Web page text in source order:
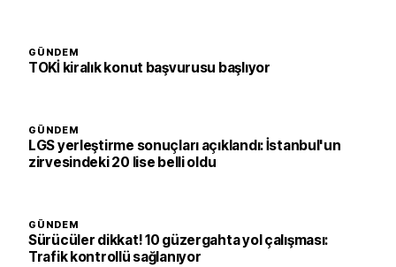
GÜNDEM
TOKİ kiralık konut başvurusu başlıyor
GÜNDEM
LGS yerleştirme sonuçları açıklandı: İstanbul'un
zirvesindeki 20 lise belli oldu
GÜNDEM
Sürücüler dikkat! 10 güzergahta yol çalışması:
Trafik kontrollü sağlanıyor